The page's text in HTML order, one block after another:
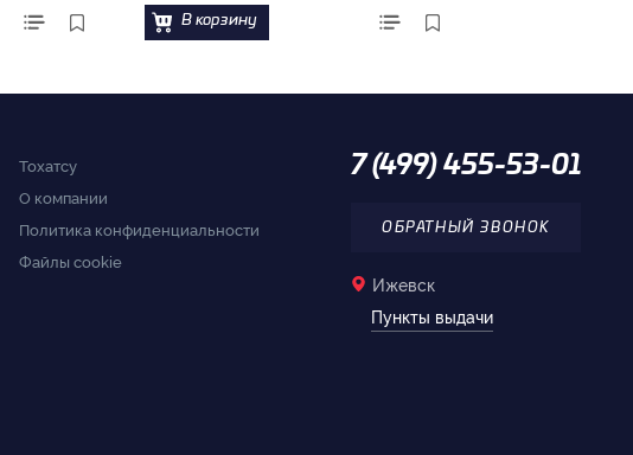
В корзину
Тохатсу
О компании
Политика конфиденциальности
Файлы cookie
7 (499) 455-53-01
ОБРАТНЫЙ ЗВОНОК
Ижевск
Пункты выдачи